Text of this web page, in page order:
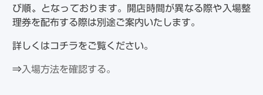
び順〟となっております。開店時間が異なる際や入場整
理券を配布する際は別途ご案内いたします。
詳しくはコチラをご覧ください。
⇒入場方法を確認する。